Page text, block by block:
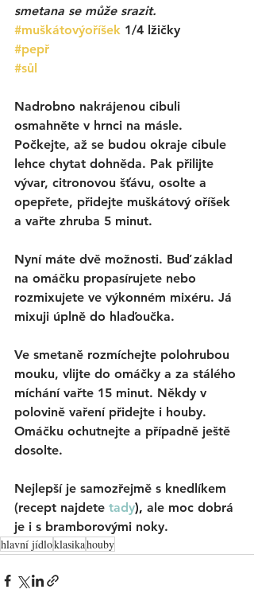
smetana se může srazit.
#muškátovýoříšek 1/4 lžičky
#pepř
#sůl
Nadrobno nakrájenou cibuli
osmahněte v hrnci na másle.
Počkejte, až se budou okraje cibule
lehce chytat dohněda. Pak přilijte
vývar, citronovou šťávu, osolte a
opepřete, přidejte muškátový oříšek
a vařte zhruba 5 minut.
Nyní máte dvě možnosti. Buď základ
na omáčku propasírujete nebo
rozmixujete ve výkonném mixéru. Já
mixuji úplně do hlaďoučka.
Ve smetaně rozmíchejte polohrubou
mouku, vlijte do omáčky a za stálého
míchání vařte 15 minut. Někdy v
polovině vaření přidejte i houby.
Omáčku ochutnejte a případně ještě
dosolte.
Nejlepší je samozřejmě s knedlíkem
(recept najdete tady), ale moc dobrá
je i s bramborovými noky.
hlavní jídloklasikahouby